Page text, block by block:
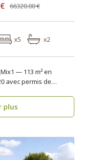
66320.00 €
x5 x2
— 113 m² en
avec permis de
plus